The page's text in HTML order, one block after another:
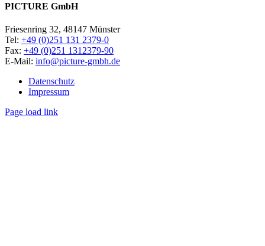
PICTURE GmbH
Friesenring 32, 48147 Münster
Tel: +49 (0)251 131 2379-0
Fax: +49 (0)251 1312379-90
E-Mail: info@picture-gmbh.de
Datenschutz
Impressum
Page load link